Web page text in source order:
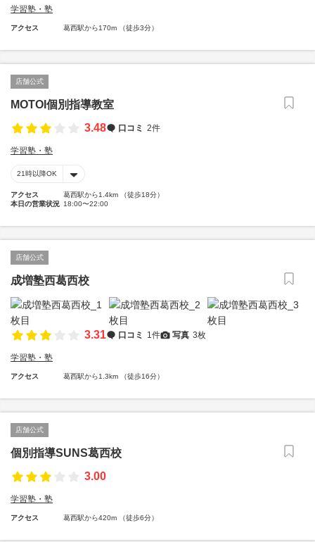
学習塾・塾
アクセス 葛西駅から170m （徒歩3分）
店舗公式
MOTOI個別指導教室
3.48
口コミ 2件
学習塾・塾
21時以降OK
アクセス
葛西駅から1.4km （徒歩18分）
本日の営業状況 18:00〜22:00
店舗公式
成増塾西葛西校
3.31 口コミ 1件 写真 3枚
学習塾・塾
アクセス 葛西駅から1.3km （徒歩16分）
店舗公式
個別指導SUNS葛西校
3.00
学習塾・塾
アクセス 葛西駅から420m （徒歩6分）